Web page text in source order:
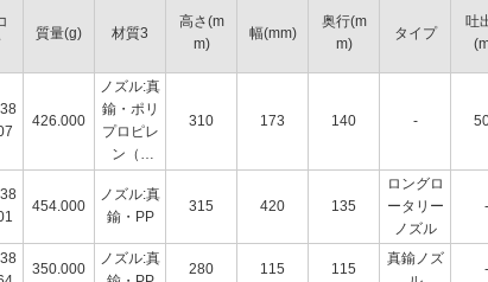
質量(g) 材質3
高さ(m
m)
幅(mm)
奥行(m
m)
タイプ
吐
426.000
ノズル:真
鍮・ポリ
プロピレ
ン（P
P）
310 173 140 -
454.000
ノズル:真
鍮・PP
315 420 135
ロングロ
ータリー
ノズル
-
350.000
ノズル:真
280 115 115
真鍮ノズ
-